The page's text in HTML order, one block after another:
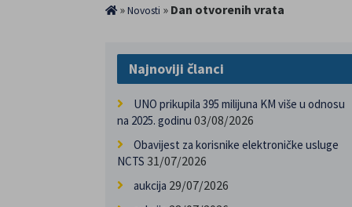
»Novosti » Dan otvorenih vrata
Najnoviji članci
UNO prikupila 395 milijuna KM više u odnosu
na 2025. godinu 03/08/2026
Obavijest za korisnike elektroničke usluge
NCTS 31/07/2026
aukcija 29/07/2026